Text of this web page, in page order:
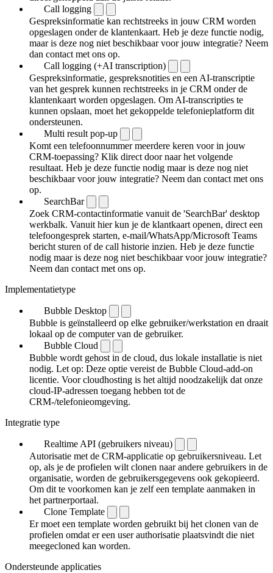
Call logging
Gespreksinformatie kan rechtstreeks in jouw CRM worden
opgeslagen onder de klantenkaart. Heb je deze functie nodig,
maar is deze nog niet beschikbaar voor jouw integratie? Neem
dan contact met ons op.
Call logging (+AI transcription)
Gespreksinformatie, gespreksnotities en een AI-transcriptie
van het gesprek kunnen rechtstreeks in je CRM onder de
klantenkaart worden opgeslagen. Om AI-transcripties te
kunnen opslaan, moet het gekoppelde telefonieplatform dit
ondersteunen.
Multi result pop-up
Komt een telefoonnummer meerdere keren voor in jouw
CRM-toepassing? Klik direct door naar het volgende
resultaat. Heb je deze functie nodig maar is deze nog niet
beschikbaar voor jouw integratie? Neem dan contact met ons
op.
SearchBar
Zoek CRM-contactinformatie vanuit de 'SearchBar' desktop
werkbalk. Vanuit hier kun je de klantkaart openen, direct een
telefoongesprek starten, e-mail/WhatsApp/Microsoft Teams
bericht sturen of de call historie inzien. Heb je deze functie
nodig maar is deze nog niet beschikbaar voor jouw integratie?
Neem dan contact met ons op.
Implementatietype
Bubble Desktop
Bubble is geïnstalleerd op elke gebruiker/werkstation en draait
lokaal op de computer van de gebruiker.
Bubble Cloud
Bubble wordt gehost in de cloud, dus lokale installatie is niet
nodig. Let op: Deze optie vereist de Bubble Cloud-add-on
licentie. Voor cloudhosting is het altijd noodzakelijk dat onze
cloud-IP-adressen toegang hebben tot de
CRM-/telefonieomgeving.
Integratie type
Realtime API (gebruikers niveau)
Autorisatie met de CRM-applicatie op gebruikersniveau. Let
op, als je de profielen wilt clonen naar andere gebruikers in de
organisatie, worden de gebruikersgegevens ook gekopieerd.
Om dit te voorkomen kan je zelf een template aanmaken in
het partnerportaal.
Clone Template
Er moet een template worden gebruikt bij het clonen van de
profielen omdat er een user authorisatie plaatsvindt die niet
meegecloned kan worden.
Ondersteunde applicaties